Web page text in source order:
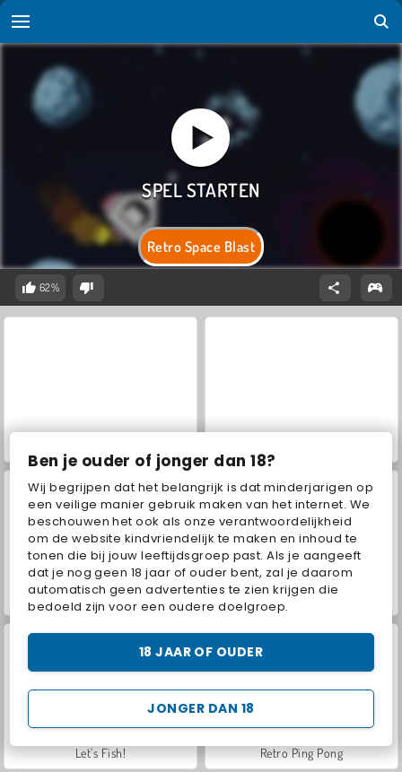
Ben je ouder of jonger dan 18?
Wij begrijpen dat het belangrijk is dat minderjarigen op
een veilige manier gebruik maken van het internet. We
beschouwen het ook als onze verantwoordelijkheid
om de website kindvriendelijk te maken en inhoud te
tonen die bij jouw leeftijdsgroep past. Als je aangeeft
dat je nog geen 18 jaar of ouder bent, zal je daarom
automatisch geen advertenties te zien krijgen die
bedoeld zijn voor een oudere doelgroep.
JONGER DAN 18
18 JAAR OF OUDER
Retro Space Blast
62%
ASMR Makeover & Makeup Studio Farm Merge Valley
Let's Fish! Retro Ping Pong